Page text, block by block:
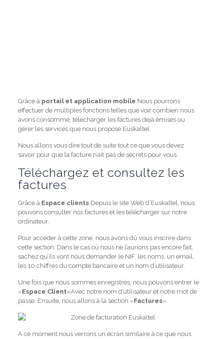
Grâce à portail et application mobile Nous pourrons
effectuer de multiples fonctions telles que voir combien nous
avons consommé, télécharger les factures déjà émises ou
gérer les services que nous propose Euskaltel.
Nous allons vous dire tout de suite tout ce que vous devez
savoir pour que la facture n’ait pas de secrets pour vous.
Téléchargez et consultez les
factures
Grâce à Espace clientsDepuis le site Web d’Euskaltel, nous
pouvons consulter nos factures et les télécharger sur notre
ordinateur.
Pour accéder à cette zone, nous avons dû vous inscrire dans
cette section. Dans le cas où nous ne l’aurions pas encore fait,
sachez qu’ils vont nous demander le NIF, les noms, un email,
les 10 chiffres du compte bancaire et un nom d’utilisateur.
Une fois que nous sommes enregistrés, nous pouvons entrer le
«Espace Client»Avec notre nom d’utilisateur et notre mot de
passe. Ensuite, nous allons à la section «Factures«.
A ce moment nous verrons un écran similaire à ce que nous